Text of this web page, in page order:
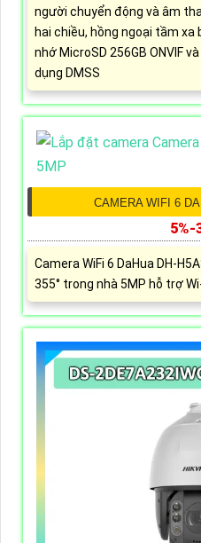
người chuyển động và âm
hai chiều, hồng ngoại tầm
nhớ MicroSD 256GB ONVIF
dụng DMSS
CAMERA WIFI 6
5%-
Camera WiFi 6 DaHua DH-
355° trong nhà 5MP hỗ trợ